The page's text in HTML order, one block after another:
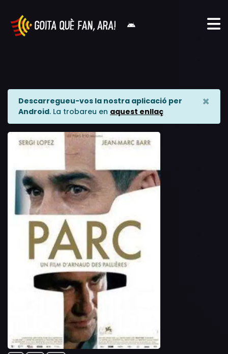
Descarregueu-vos la nostra aplicació per
Android. La trobareu en aquest enllaç
×